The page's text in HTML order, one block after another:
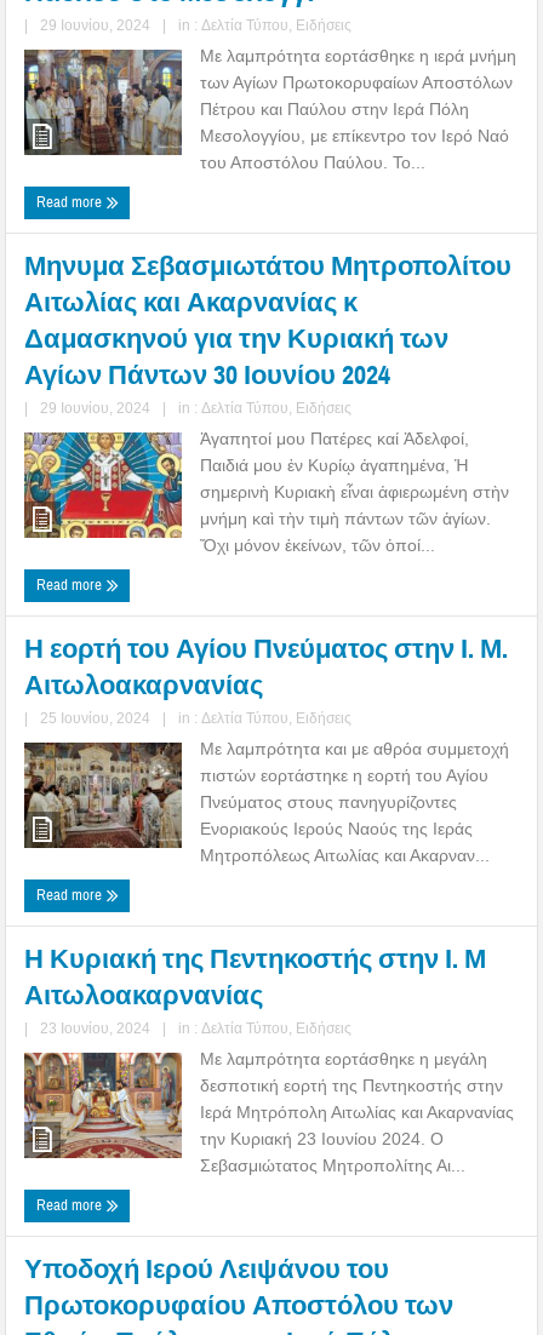
| 29 Ιουνίου, 2024 | in : Δελτία Τύπου Ειδήσεις
Με λαμπρότητα εορτάσθηκε η ιερά μνήμη
των Αγίων Πρωτοκορυφαίων Αποστόλων
Πέτρου και Παύλου στην Ιερά Πόλη
Μεσολογγίου, με επίκεντρο τον Ιερό Ναό
του Αποστόλου Παύλου. Το...
Read more
Μηνυμα Σεβασμιωτάτου Μητροπολίτου
Αιτωλίας και Ακαρνανίας κ
Δαμασκηνού για την Κυριακή των
Αγίων Πάντων 30 Ιουνίου 2024
| 29 Ιουνίου, 2024 | in : Δελτία Τύπου Ειδήσεις
Ἀγαπητοί μου Πατέρες καί Ἀδελφοί,
Παιδιά μου ἐν Κυρίῳ ἀγαπημένα, Ἡ
σημερινὴ Κυριακὴ εἶναι ἀφιερωμένη στὴν
μνήμη καὶ τὴν τιμὴ πάντων τῶν ἁγίων.
Ὄχι μόνον ἐκείνων, τῶν ὁποί...
Read more
Η εορτή του Αγίου Πνεύματος στην Ι. Μ.
Αιτωλοακαρνανίας
| 25 Ιουνίου, 2024 | in : Δελτία Τύπου Ειδήσεις
Με λαμπρότητα και με αθρόα συμμετοχή
πιστών εορτάστηκε η εορτή του Αγίου
Πνεύματος στους πανηγυρίζοντες
Ενοριακούς Ιερούς Ναούς της Ιεράς
Μητροπόλεως Αιτωλίας και Ακαρναν...
Read more
Η Κυριακή της Πεντηκοστής στην Ι. Μ
Αιτωλοακαρνανίας
| 23 Ιουνίου, 2024 | in : Δελτία Τύπου Ειδήσεις
Με λαμπρότητα εορτάσθηκε η μεγάλη
δεσποτική εορτή της Πεντηκοστής στην
Ιερά Μητρόπολη Αιτωλίας και Ακαρνανίας
την Κυριακή 23 Ιουνίου 2024. Ο
Σεβασμιώτατος Μητροπολίτης Αι...
Read more
Υποδοχή Ιερού Λειψάνου του
Πρωτοκορυφαίου Αποστόλου των